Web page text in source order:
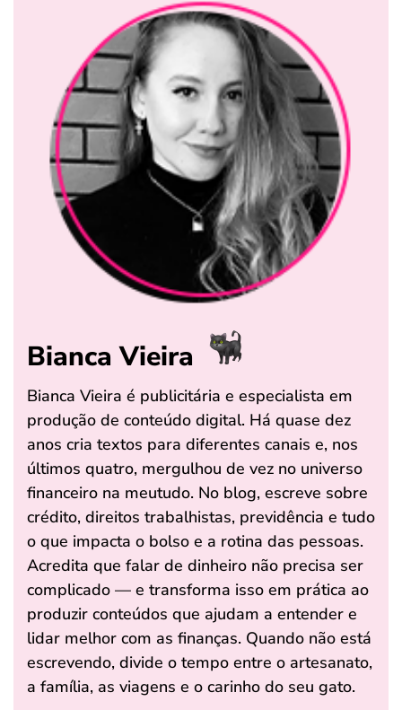
Bianca Vieira
Bianca Vieira é publicitária e especialista em
produção de conteúdo digital. Há quase dez
anos cria textos para diferentes canais e, nos
últimos quatro, mergulhou de vez no universo
financeiro na meutudo. No blog, escreve sobre
crédito, direitos trabalhistas, previdência e tudo
o que impacta o bolso e a rotina das pessoas.
Acredita que falar de dinheiro não precisa ser
complicado — e transforma isso em prática ao
produzir conteúdos que ajudam a entender e
lidar melhor com as finanças. Quando não está
escrevendo, divide o tempo entre o artesanato,
a família, as viagens e o carinho do seu gato.